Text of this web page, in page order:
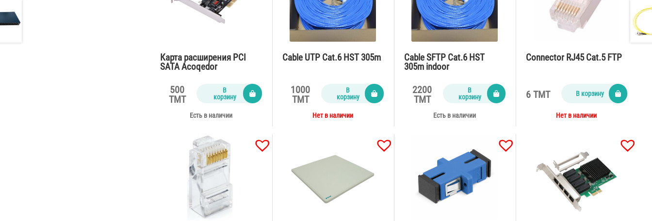
Карта расширения PCI
SATA Acoqedor
500
TMT
В
корзину
Есть в наличии
Cable UTP Cat.6 HST 305m
1000
TMT
В
корзину
Нет в наличии
Cable SFTP Cat.6 HST
305m indoor
2200
TMT
В
корзину
Есть в наличии
Connector RJ45 Cat.5 FTP
6 TMT В корзину
Нет в наличии